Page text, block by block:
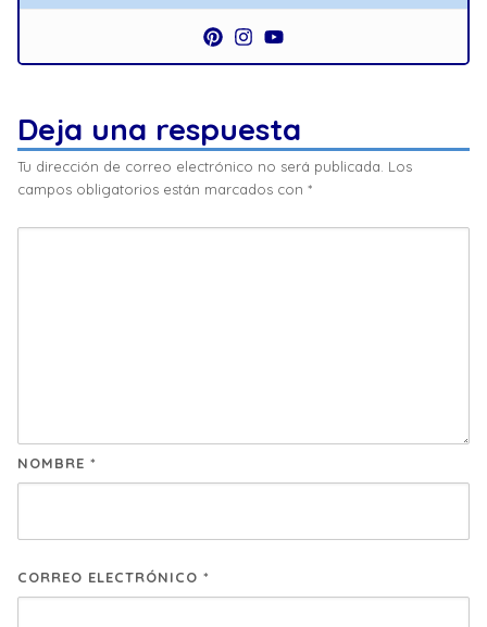
Deja una respuesta
Tu dirección de correo electrónico no será publicada. Los
campos obligatorios están marcados con *
NOMBRE *
CORREO ELECTRÓNICO *